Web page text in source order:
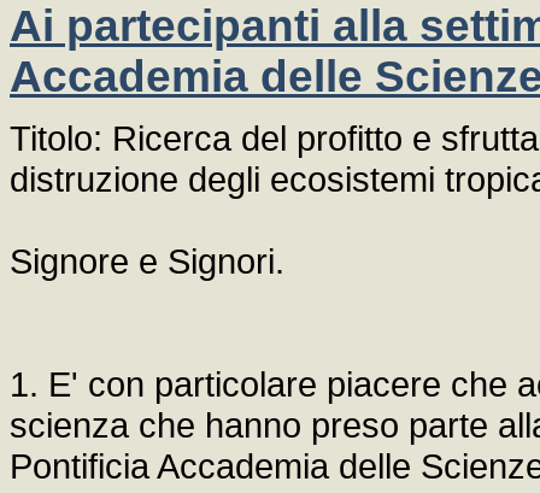
Ai partecipanti alla
Accademia delle
Titolo: Ricerca del profitto e
distruzione degli ecosistemi
Signore e Signori.
1. E' con particolare piacere che
scienza che hanno preso parte
Pontificia Accademia delle